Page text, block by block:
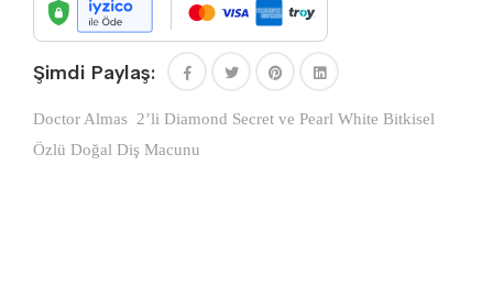
Şimdi Paylaş:
Doctor Almas 2’li Diamond Secret ve Pearl White Bitkisel
Özlü Doğal Diş Macunu